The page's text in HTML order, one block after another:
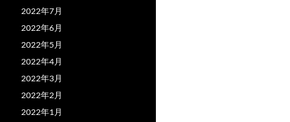
2022年7月
2022年6月
2022年5月
2022年4月
2022年3月
2022年2月
2022年1月